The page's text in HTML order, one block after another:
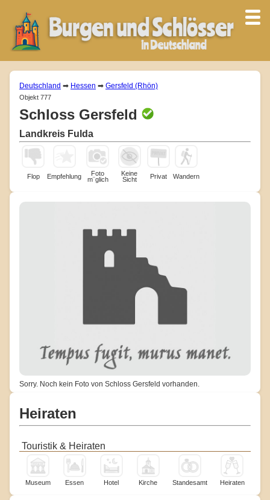
Deutschland ➡ Hessen ➡ Gersfeld (Rhön)
Objekt 777
Schloss Gersfeld
Landkreis Fulda
Flop Empfehlung
Foto
m¨glich
Keine
Sicht
Privat Wandern
Sorry. Noch kein Foto von Schloss Gersfeld vorhanden.
Heiraten
Touristik & Heiraten
Museum Essen Hotel Kirche Standesamt Heiraten